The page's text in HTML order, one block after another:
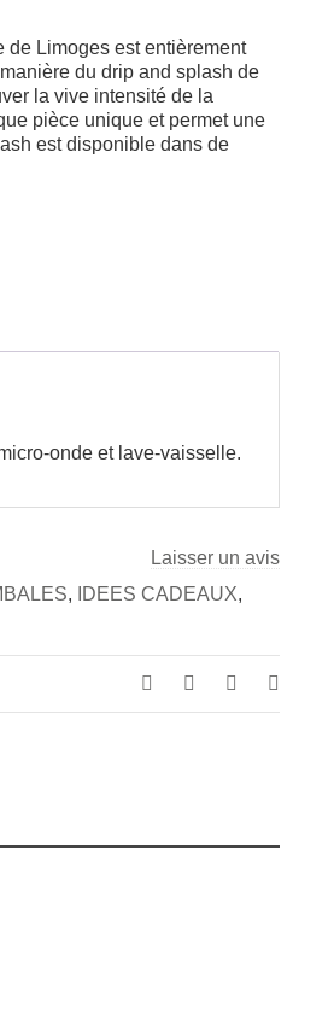
de Limoges est entièrement
du drip and splash de
la vive intensité de la
pièce unique et permet une
est disponible dans de
onde et lave-vaisselle.
Laisser un avis
, IDEES CADEAUX,